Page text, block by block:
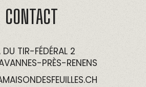
CONTACT
DU TIR-FÉDÉRAL 2
PRÈS-RENENS